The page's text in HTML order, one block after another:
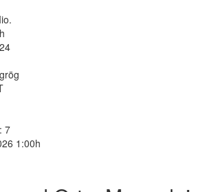
: 7
1:00h